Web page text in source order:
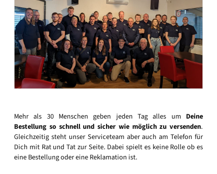
Mehr als 30 Menschen geben jeden Tag alles um Deine
Bestellung so schnell und sicher wie möglich zu versenden.
Gleichzeitig steht unser Serviceteam aber auch am Telefon für
Dich mit Rat und Tat zur Seite. Dabei spielt es keine Rolle ob es
eine Bestellung oder eine Reklamation ist.